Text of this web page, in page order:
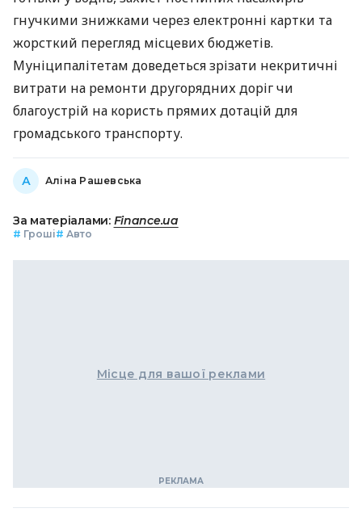
гнучкими знижками через електронні картки та
жорсткий перегляд місцевих бюджетів.
Муніципалітетам доведеться зрізати некритичні
витрати на ремонти другорядних доріг чи
благоустрій на користь прямих дотацій для
громадського транспорту.
А Аліна Рашевська
За матеріалами: Finance.ua
# Гроші# Авто
Місце для вашої реклами